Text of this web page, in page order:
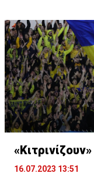
16.07.2023 13:51